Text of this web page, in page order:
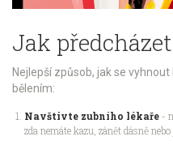
Jak
Nejlepší způsob, jak se
bělením:
Navštivte zubního lékaře -
zda nemáte kazu, zánět dásně